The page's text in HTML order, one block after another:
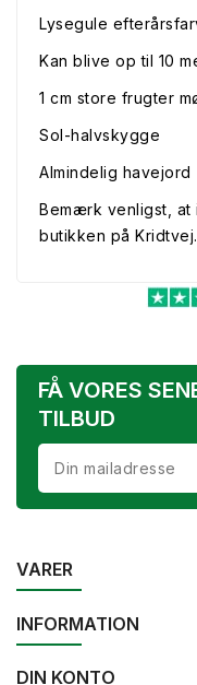
Lysegule
Kan blive op til 10
1 cm store frugter
Sol-halvskygge
Almindelig havejord
Bemærk venligst, at
butikken på Kridtvej.
FÅ VORES
TILBUD
VARER
INFORMATION
DIN KONTO